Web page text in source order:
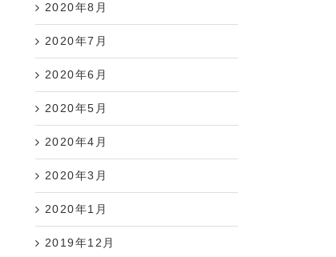
2020年8月
2020年7月
2020年6月
2020年5月
2020年4月
2020年3月
2020年1月
2019年12月